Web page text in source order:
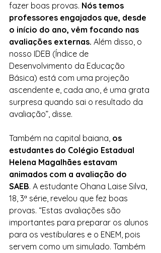
fazer boas provas. Nós temos
professores engajados que, desde
o início do ano, vêm focando nas
avaliações externas. Além disso, o
nosso IDEB (Índice de
Desenvolvimento da Educação
Básica) está com uma projeção
ascendente e, cada ano, é uma grata
surpresa quando sai o resultado da
avaliação”, disse.
Também na capital baiana, os
estudantes do Colégio Estadual
Helena Magalhães estavam
animados com a avaliação do
SAEB. A estudante Ohana Laise Silva,
18, 3ª série, revelou que fez boas
provas. “Estas avaliações são
importantes para preparar os alunos
para os vestibulares e o ENEM, pois
servem como um simulado. Também